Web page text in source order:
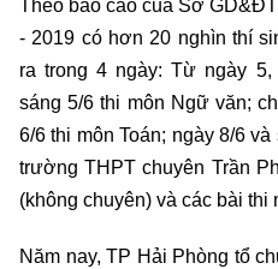
Theo báo cáo của Sở
- 2019 có hơn 20 nghìn thí
ra trong 4 ngày: Từ ngày
sáng 5/6 thi môn Ngữ văn;
6/6 thi môn Toán; ngày 8/6
trường THPT chuyên Trần
(không chuyên) và các bài thi
Năm nay, TP Hải Phòng tổ